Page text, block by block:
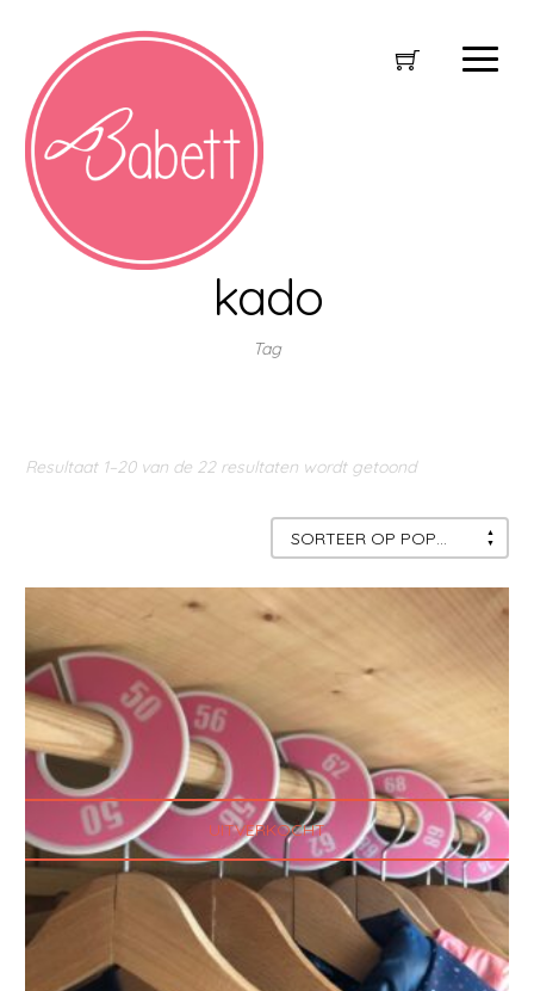
kado
Tag
Resultaat 1–20 van de 22 resultaten wordt getoond
SORTEER OP POPULARITEIT
UITVERKOCHT